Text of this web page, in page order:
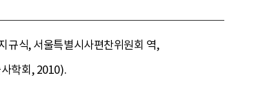
규식, 서울특별시사편찬위원회 역,
학회, 2010).